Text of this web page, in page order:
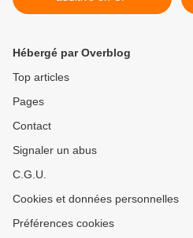
Hébergé par Overblog
Top articles
Pages
Contact
Signaler un abus
C.G.U.
Cookies et données personnelles
Préférences cookies